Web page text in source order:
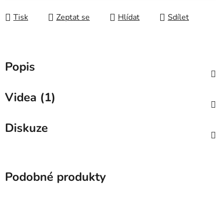
Tisk Zeptat se Hlídat Sdílet
Popis
Videa (1)
Diskuze
Podobné produkty